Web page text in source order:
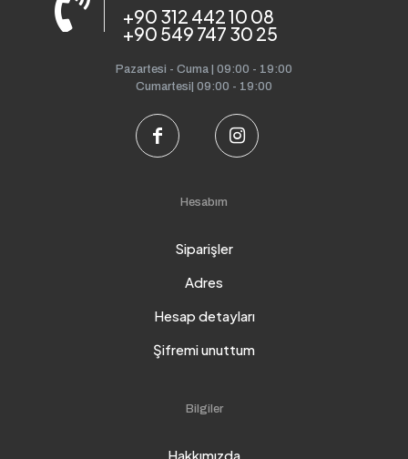
*
posta adresim ve site adresim bu tarayıcıya kaydedilsin.
+90 312 442 10 08
+90 549 747 30 25
Pazartesi - Cuma | 09:00 - 19:00
Cumartesi| 09:00 - 19:00
Hesabım
Siparişler
Adres
Hesap detayları
Şifremi unuttum
Bilgiler
Hakkımızda